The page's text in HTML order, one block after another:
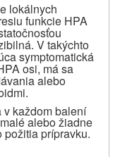
lokálnych
funkcie HPA
V takýchto
symptomatická
osi, má sa
alebo
v každom balení
alebo žiadne
prípravku.